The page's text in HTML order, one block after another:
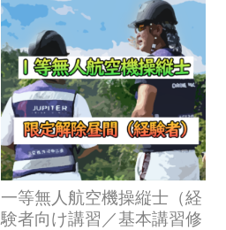
一等無人航空機操縦士（経
験者向け講習／基本講習修